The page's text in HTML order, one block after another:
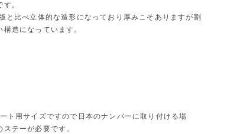
。
と比べ立体的な造形になっており厚みこそありますが割
構造になっています。
ト用サイズですので日本のナンバーに取り付ける場
テーが必要です。